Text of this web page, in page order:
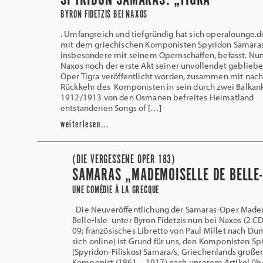
BYRON FIDETZIS BEI NAXOS
. Umfangreich und tiefgründig hat sich
mit dem griechischen Komponisten Spyridon
insbesondere mit seinem Opernschaffen, befasst.
Naxos noch der erste Akt seiner unvollendet
Oper Tigra veröffentlicht worden, zusammen mit
Rückkehr des Komponisten in sein durch zwei
1912/1913 von den Osmanen befreites Heimatland
entstandenen Songs of […]
weiterlesen...
(DIE VERGESSENE OPER 183)
SAMARAS „MADEMOISELLE DE
UNE COMÉDIE À LA GRECQUE
Die Neuveröffentlichung der Samaras-Oper
Belle-Isle unter Byron Fidetzis nun bei Naxos (2
09; französisches Libretto von Paul Millet nach
sich online) ist Grund für uns, den Komponisten
(Spyridon-Filiskos) Samara/s, Griechenlands